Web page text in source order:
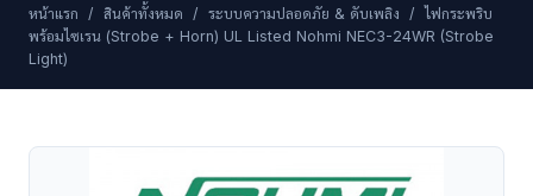
หน้าแรก / สินค้าทั้งหมด / ระบบความปลอดภัย & ดับเพลิง / ไฟกระพริบ
พร้อมไซเรน (Strobe + Horn) UL Listed Nohmi NEC3-24WR (Strobe
Light)